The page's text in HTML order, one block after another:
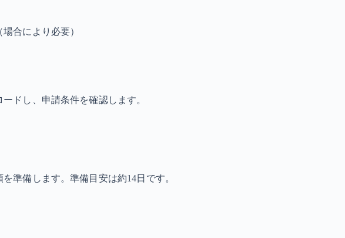
場合により必要）
ドし、申請条件を確認します。
準備します。準備目安は約14日です。